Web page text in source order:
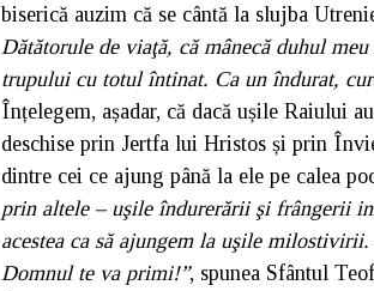
biserică auzim că se cântă la slujba
Dătătorule de viaţă, că mânecă duhul
trupului cu totul întinat. Ca un îndurat,
Înțelegem, așadar, că dacă ușile Raiului
deschise prin Jertfa lui Hristos și prin
dintre cei ce ajung până la ele pe calea
prin altele – uşile îndurerării şi frângerii
acestea ca să ajungem la uşile
Domnul te va primi!”, spunea Sfântul